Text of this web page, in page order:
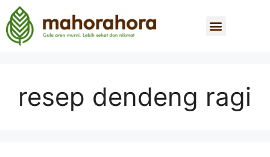
resep dendeng ragi